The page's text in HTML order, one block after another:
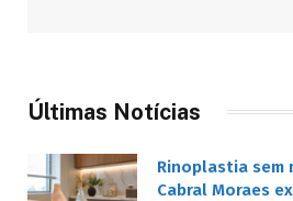
Últimas Notícias
Rinoplastia sem
Cabral Moraes